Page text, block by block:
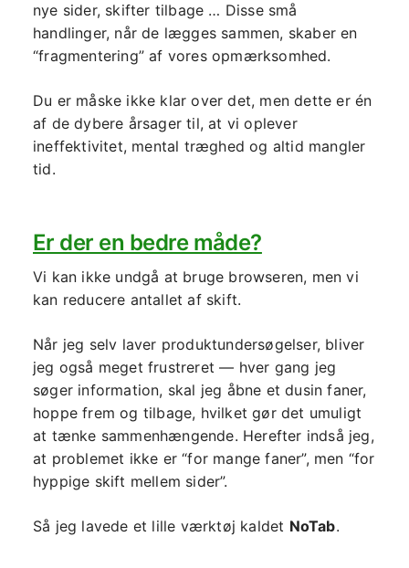
nye sider, skifter tilbage … Disse små
handlinger, når de lægges sammen, skaber en
“fragmentering” af vores opmærksomhed.
Du er måske ikke klar over det, men dette er én
af de dybere årsager til, at vi oplever
ineffektivitet, mental træghed og altid mangler
tid.
Er der en bedre måde?
Vi kan ikke undgå at bruge browseren, men vi
kan reducere antallet af skift.
Når jeg selv laver produktundersøgelser, bliver
jeg også meget frustreret — hver gang jeg
søger information, skal jeg åbne et dusin faner,
hoppe frem og tilbage, hvilket gør det umuligt
at tænke sammenhængende. Herefter indså jeg,
at problemet ikke er “for mange faner”, men “for
hyppige skift mellem sider”.
Så jeg lavede et lille værktøj kaldet NoTab.